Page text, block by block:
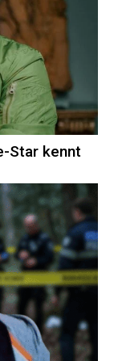
Star kennt